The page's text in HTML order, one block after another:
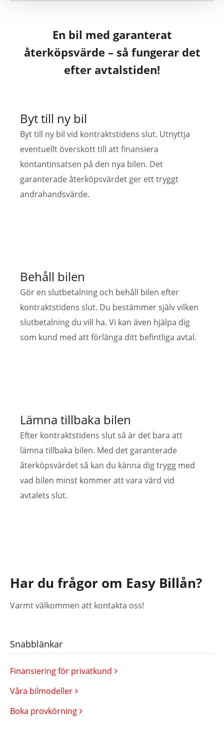
En bil med garanterat
återköpsvärde – så fungerar det
efter avtalstiden!
Byt till ny bil
Byt till ny bil vid kontraktstidens slut. Utnyttja
eventuellt överskott till att finansiera
kontantinsatsen på den nya bilen. Det
garanterade återköpsvärdet ger ett tryggt
andrahandsvärde.
Behåll bilen
Gör en slutbetalning och behåll bilen efter
kontraktstidens slut. Du bestämmer själv vilken
slutbetalning du vill ha. Vi kan även hjälpa dig
som kund med att förlänga ditt befintliga avtal.
Lämna tillbaka bilen
Efter kontraktstidens slut så är det bara att
lämna tillbaka bilen. Med det garanterade
återköpsvärdet så kan du känna dig trygg med
vad bilen minst kommer att vara värd vid
avtalets slut.
Har du frågor om Easy Billån?
Varmt välkommen att kontakta oss!
Snabblänkar
Finansiering för privatkund
Våra bilmodeller
Boka provkörning